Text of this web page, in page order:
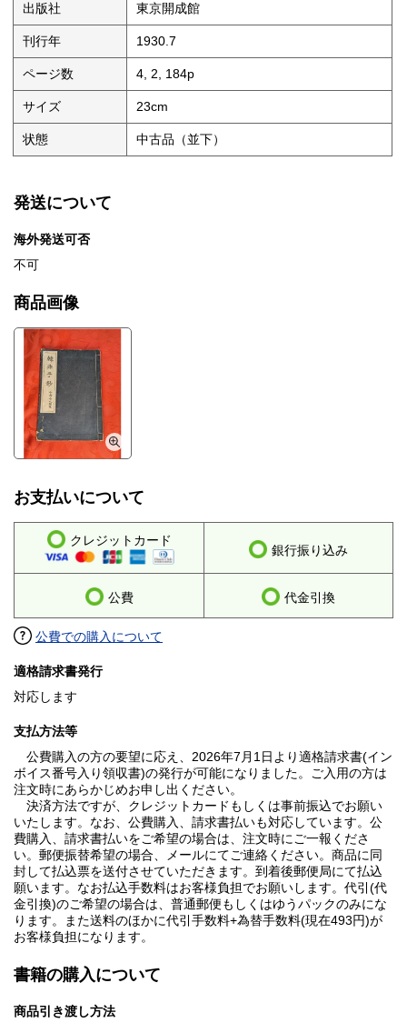
出版社 東京開成館
刊行年 1930.7
ページ数 4, 2, 184p
サイズ 23cm
状態 中古品（並下）
発送について
海外発送可否
不可
商品画像
お支払いについて
クレジットカード
銀行振り込み
公費 代金引換
公費での購入について
適格請求書発行
対応します
支払方法等
公費購入の方の要望に応え、2026年7月1日より適格請求書(イン
ボイス番号入り領収書)の発行が可能になりました。ご入用の方は
注文時にあらかじめお申し出ください。
決済方法ですが、クレジットカードもしくは事前振込でお願い
いたします。なお、公費購入、請求書払いも対応しています。公
費購入、請求書払いをご希望の場合は、注文時にご一報くださ
い。郵便振替希望の場合、メールにてご連絡ください。商品に同
封して払込票を送付させていただきます。到着後郵便局にて払込
願います。なお払込手数料はお客様負担でお願いします。代引(代
金引換)のご希望の場合は、普通郵便もしくはゆうパックのみにな
ります。また送料のほかに代引手数料+為替手数料(現在493円)が
お客様負担になります。
書籍の購入について
商品引き渡し方法